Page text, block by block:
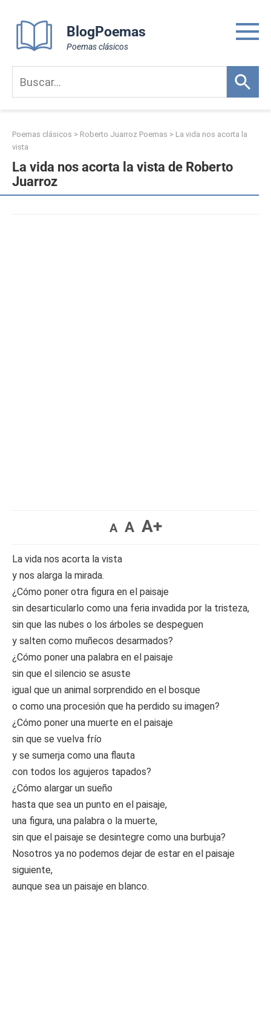
content
BlogPoemas
Poemas clásicos
Poemas clásicos > Roberto Juarroz Poemas > La vida nos acorta la
vista
La vida nos acorta la vista de Roberto
Juarroz
A A A+
La vida nos acorta la vista
y nos alarga la mirada.
¿Cómo poner otra figura en el paisaje
sin desarticularlo como una feria invadida por la tristeza,
sin que las nubes o los árboles se despeguen
y salten como muñecos desarmados?
¿Cómo poner una palabra en el paisaje
sin que el silencio se asuste
igual que un animal sorprendido en el bosque
o como una procesión que ha perdido su imagen?
¿Cómo poner una muerte en el paisaje
sin que se vuelva frío
y se sumerja como una flauta
con todos los agujeros tapados?
¿Cómo alargar un sueño
hasta que sea un punto en el paisaje,
una figura, una palabra o la muerte,
sin que el paisaje se desintegre como una burbuja?
Nosotros ya no podemos dejar de estar en el paisaje
siguiente,
aunque sea un paisaje en blanco.